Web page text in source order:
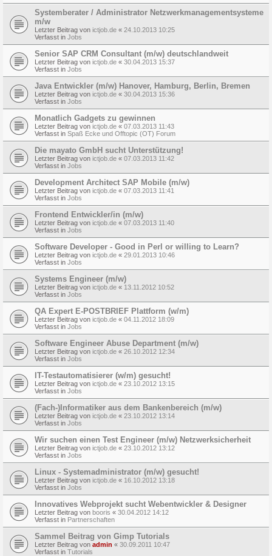
Systemberater / Administrator Netzwerkmanagementsysteme
m/w
Letzter Beitrag von ictjob.de « 24.10.2013 10:25
Verfasst in Jobs
Senior SAP CRM Consultant (m/w) deutschlandweit
Letzter Beitrag von ictjob.de « 30.04.2013 15:37
Verfasst in Jobs
Java Entwickler (m/w) Hanover, Hamburg, Berlin, Bremen
Letzter Beitrag von ictjob.de « 30.04.2013 15:36
Verfasst in Jobs
Monatlich Gadgets zu gewinnen
Letzter Beitrag von ictjob.de « 07.03.2013 11:43
Verfasst in Spaß Ecke und Offtopic (OT) Forum
Die mayato GmbH sucht Unterstützung!
Letzter Beitrag von ictjob.de « 07.03.2013 11:42
Verfasst in Jobs
Development Architect SAP Mobile (m/w)
Letzter Beitrag von ictjob.de « 07.03.2013 11:41
Verfasst in Jobs
Frontend Entwickler/in (m/w)
Letzter Beitrag von ictjob.de « 07.03.2013 11:40
Verfasst in Jobs
Software Developer - Good in Perl or willing to Learn?
Letzter Beitrag von ictjob.de « 29.01.2013 10:46
Verfasst in Jobs
Systems Engineer (m/w)
Letzter Beitrag von ictjob.de « 13.11.2012 10:52
Verfasst in Jobs
QA Expert E-POSTBRIEF Plattform (w/m)
Letzter Beitrag von ictjob.de « 04.11.2012 18:09
Verfasst in Jobs
Software Engineer Abuse Department (m/w)
Letzter Beitrag von ictjob.de « 26.10.2012 12:34
Verfasst in Jobs
IT-Testautomatisierer (w/m) gesucht!
Letzter Beitrag von ictjob.de « 23.10.2012 13:15
Verfasst in Jobs
(Fach-)Informatiker aus dem Bankenbereich (m/w)
Letzter Beitrag von ictjob.de « 23.10.2012 13:14
Verfasst in Jobs
Wir suchen einen Test Engineer (m/w) Netzwerksicherheit
Letzter Beitrag von ictjob.de « 23.10.2012 13:12
Verfasst in Jobs
Linux - Systemadministrator (m/w) gesucht!
Letzter Beitrag von ictjob.de « 16.10.2012 13:18
Verfasst in Jobs
Innovatives Webprojekt sucht Webentwickler & Designer
Letzter Beitrag von booris « 30.04.2012 14:12
Verfasst in Partnerschaften
Sammel Beitrag von Gimp Tutorials
Letzter Beitrag von admin « 30.09.2011 10:47
Verfasst in Tutorials